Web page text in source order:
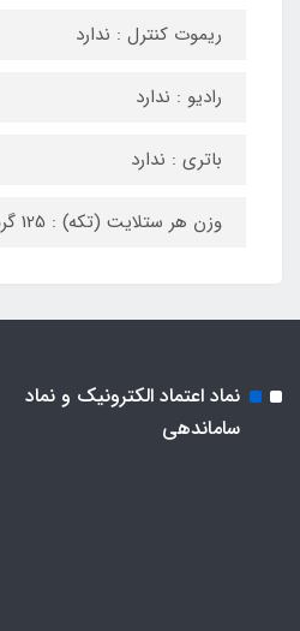
ریموت کنترل : ندارد
رادیو : ندارد
باتری : ندارد
وزن هر ستلایت (تکه) : 125 گرم
نماد اعتماد الکترونیک و نماد
ساماندهی